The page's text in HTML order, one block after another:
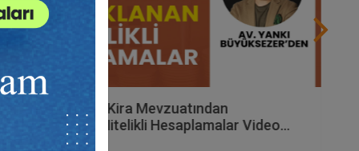
Avukatlar İçin Kira Mevzuatından
Kaynaklanan Nitelikli Hesaplamalar Video
Eğitimi (3 Video)